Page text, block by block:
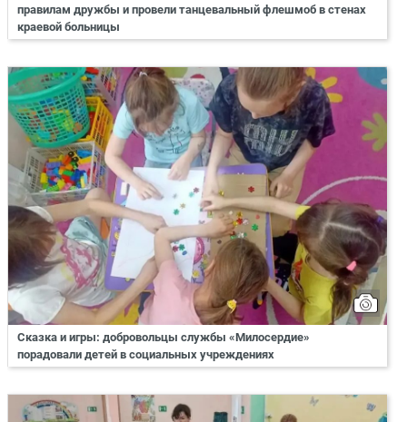
правилам дружбы и провели танцевальный флешмоб в стенах
краевой больницы
Сказка и игры: добровольцы службы «Милосердие»
порадовали детей в социальных учреждениях